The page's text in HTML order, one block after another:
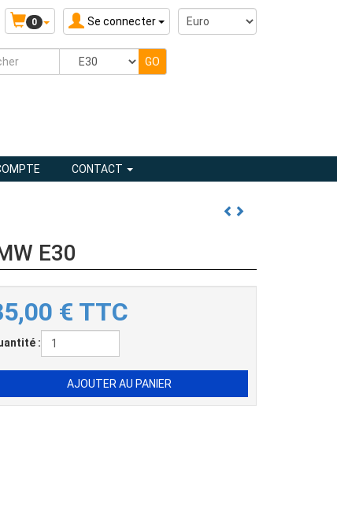
Se connecter
0
CONTACT
E30
€ TTC
: